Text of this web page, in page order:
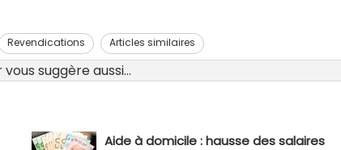
Revendications Articles similaires
suggère aussi...
Aide à domicile : hausse des salaires